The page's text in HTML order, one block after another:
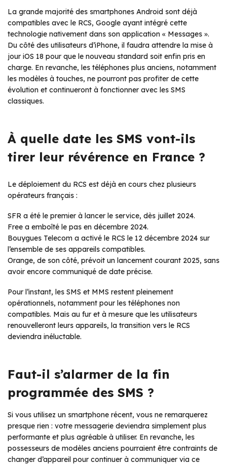
La grande majorité des smartphones Android sont déjà
compatibles avec le RCS, Google ayant intégré cette
technologie nativement dans son application « Messages ».
Du côté des utilisateurs d’iPhone, il faudra attendre la mise à
jour iOS 18 pour que le nouveau standard soit enfin pris en
charge. En revanche, les téléphones plus anciens, notamment
les modèles à touches, ne pourront pas profiter de cette
évolution et continueront à fonctionner avec les SMS
classiques.
À quelle date les SMS vont-ils
tirer leur révérence en France ?
Le déploiement du RCS est déjà en cours chez plusieurs
opérateurs français :
SFR a été le premier à lancer le service, dès juillet 2024.
Free a emboîté le pas en décembre 2024.
Bouygues Telecom a activé le RCS le 12 décembre 2024 sur
l’ensemble de ses appareils compatibles.
Orange, de son côté, prévoit un lancement courant 2025, sans
avoir encore communiqué de date précise.
Pour l’instant, les SMS et MMS restent pleinement
opérationnels, notamment pour les téléphones non
compatibles. Mais au fur et à mesure que les utilisateurs
renouvelleront leurs appareils, la transition vers le RCS
deviendra inéluctable.
Faut-il s’alarmer de la fin
programmée des SMS ?
Si vous utilisez un smartphone récent, vous ne remarquerez
presque rien : votre messagerie deviendra simplement plus
performante et plus agréable à utiliser. En revanche, les
possesseurs de modèles anciens pourraient être contraints de
changer d’appareil pour continuer à communiquer via ce